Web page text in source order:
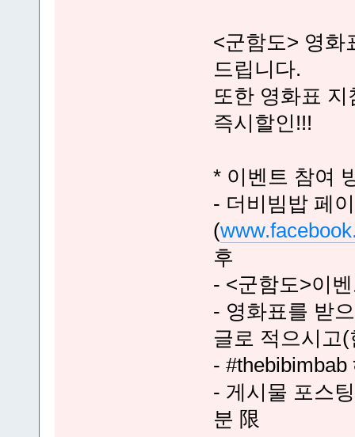
<군함도> 영화
드립니다.
또한 영화표
즉시할인!!!
* 이벤트 참여
- 더비빔밥 페
(
후
- <군함도>이
- 영화표를 받
글로 적으시고
-
- 게시물 포스
분 限